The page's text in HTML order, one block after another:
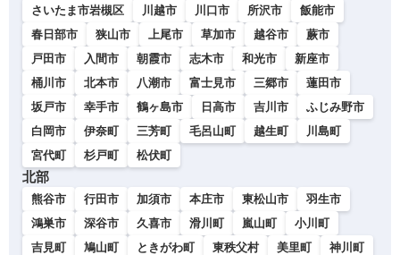
さいたま市岩槻区
川越市 川口市 所沢市
飯能市
春日部市
狭山市 上尾市 草加市 越谷市
蕨市
戸田市
入間市 朝霞市 志木市 和光市
新座市
桶川市
北本市 八潮市 富士見市 三郷市
蓮田市
坂戸市
幸手市 鶴ヶ島市 日高市 吉川市
ふじみ野市
白岡市
伊奈町 三芳町 毛呂山町 越生町
川島町
宮代町
杉戸町 松伏町
北部
熊谷市 行田市 加須市 本庄市 東松山市
羽生市
鴻巣市
深谷市 久喜市 滑川町 嵐山町
小川町
吉見町
鳩山町 ときがわ町 東秩父村 美里町
神川町